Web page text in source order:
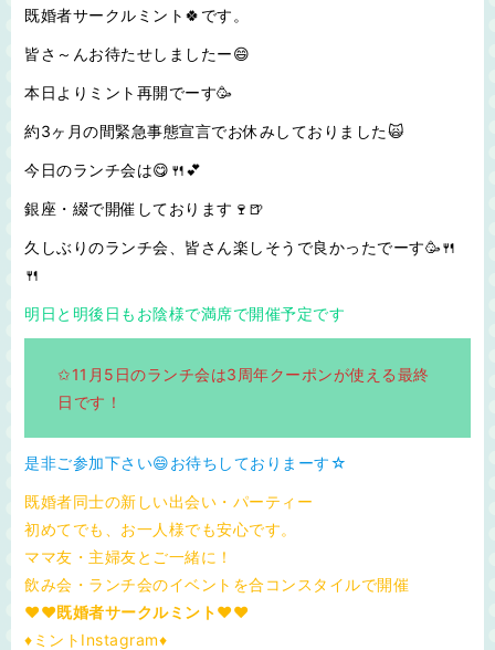
既婚者サークルミント🍀です。
皆さ～んお待たせしましたー😄
本日よりミント再開でーす🥳
約3ヶ月の間緊急事態宣言でお休みしておりました🙀
今日のランチ会は😋🍴💕
銀座・綴で開催しております🍷🍺
久しぶりのランチ会、皆さん楽しそうで良かったでーす🥳🍴
🍴
明日と明後日もお陰様で満席で開催予定です
✩11月5日のランチ会は3周年クーポンが使える最終
日です！
是非ご参加下さい😄お待ちしておりまーす☆
既婚者同士の新しい出会い・パーティー
初めてでも、お一人様でも安心です。
ママ友・主婦友とご一緒に！
飲み会・ランチ会のイベントを合コンスタイルで開催
♥❤既婚者サークルミント❤♥
♦ミントInstagram♦